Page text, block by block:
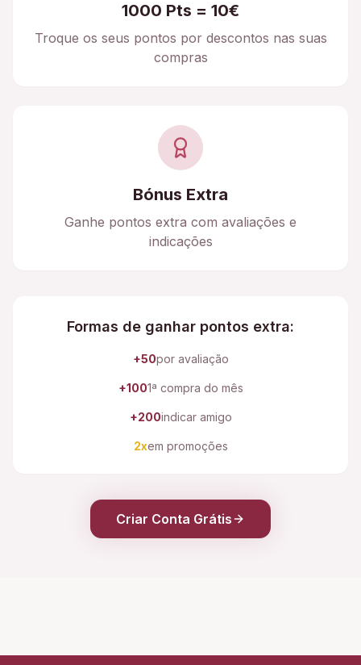
1000 Pts = 10€
Troque os seus pontos por descontos nas suas
compras
Bónus Extra
Ganhe pontos extra com avaliações e
indicações
Formas de ganhar pontos extra:
+50por avaliação
+1001ª compra do mês
+200indicar amigo
2xem promoções
Criar Conta Grátis